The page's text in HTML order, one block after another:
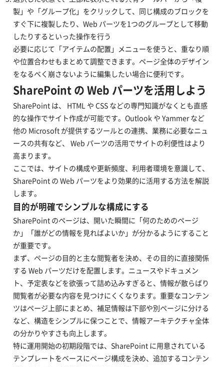
製」や「グループ化」をクリックして、同じ構成のブロックを
すぐ下に複製したり、Web パーツを1つのグループとして移動
したりするといった操作を行う
必要に応じて「アイテムの配置」メニューを使うと、重なり順
や位置合わせもまとめて調整できます。ページ全体のデザイン
をなるべく崩さないように編集したい場合に便利です。
SharePoint の Web パーツを活用しよう
SharePoint は、 HTML や CSS などの専門知識がなくとも直感
的な操作でサイト作成が可能です。Outlook や Yammer など
他の Microsoft が提供するツールとの連携、業務に必要なニュ
ースの共有など、 Web パーツの活用でサイトの利便性はより
高まります。
ここでは、サイトの構成や更新頻度、利用者環境を意識して、
SharePoint の Web パーツをより効果的に活用する方法を解説
します。
目的が明確でシンプルな構成にする
SharePoint のページは、開いた瞬間に「何のためのページ
か」「誰がどの情報を見ればよいか」が分かるようにすること
が重要です。
まず、ページの目的と主な閲覧者を決め、その目的に直接関係
する Web パーツだけを配置します。ニュースやドキュメン
ト、予定表などを欲張って詰め込みすぎると、情報が散らばり
閲覧者が必要な内容を見つけにくくなります。重要なコンテン
ツはページ上部にまとめ、補足情報は下部や別ページに分ける
など、構造をシンプルに保つことで、情報アーキテクチャ全体
の分かりやすさも向上します。
特に運用開始の初期段階では、SharePoint に用意されている
テンプレートをベースにページ構成を決め、追加するコンテン